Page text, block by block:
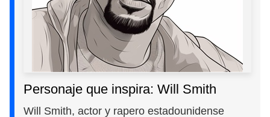
Personaje que inspira: Will Smith
Will Smith, actor y rapero estadounidense